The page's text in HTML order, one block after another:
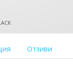
Отзиви